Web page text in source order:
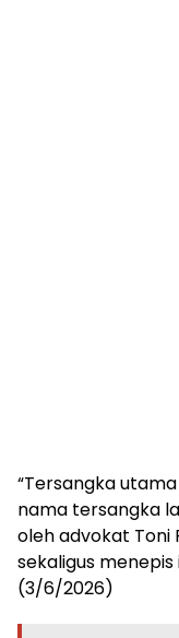
“Tersangka
nama tersangka
oleh advokat Toni
sekaligus
(3/6/2026)